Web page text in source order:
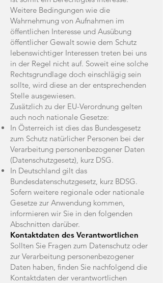
Weitere Bedingungen wie die
Wahrnehmung von Aufnahmen im
öffentlichen Interesse und Ausübung
öffentlicher Gewalt sowie dem Schutz
lebenswichtiger Interessen treten bei uns
in der Regel nicht auf. Soweit eine solche
Rechtsgrundlage doch einschlägig sein
sollte, wird diese an der entsprechenden
Stelle ausgewiesen.
Zusätzlich zu der EU-Verordnung gelten
auch noch nationale Gesetze:
In Österreich ist dies das Bundesgesetz
zum Schutz natürlicher Personen bei der
Verarbeitung personenbezogener Daten
(Datenschutzgesetz), kurz DSG.
In Deutschland gilt das
Bundesdatenschutzgesetz, kurz BDSG.
Sofern weitere regionale oder nationale
Gesetze zur Anwendung kommen,
informieren wir Sie in den folgenden
Abschnitten darüber.
Kontaktdaten des Verantwortlichen
Sollten Sie Fragen zum Datenschutz oder
zur Verarbeitung personenbezogener
Daten haben, finden Sie nachfolgend die
Kontaktdaten der verantwortlichen